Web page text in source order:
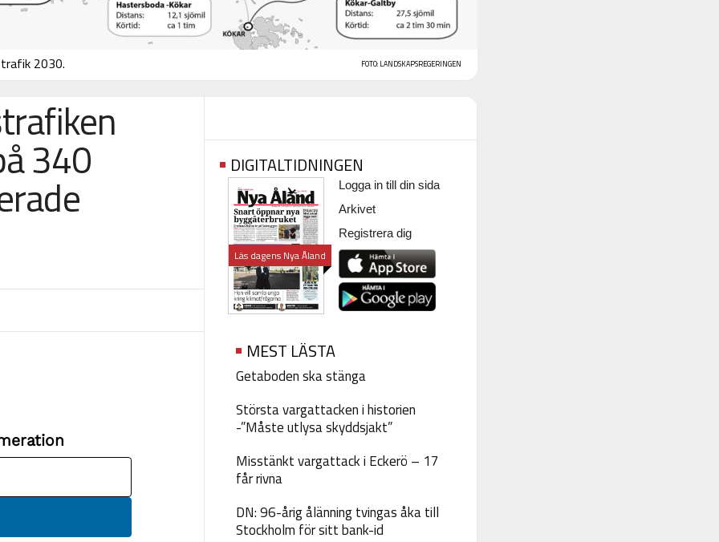
FOTO: LANDSKAPSREGERINGEN
2030.
340 DIGITALTIDNINGEN
Läs dagens Nya Åland
Logga in till din sida
Arkivet
Registrera dig
MEST LÄSTA
Getaboden ska stänga
Största vargattacken i historien
-”Måste utlysa skyddsjakt”
Misstänkt vargattack i Eckerö – 17
får rivna
DN: 96-årig ålänning tvingas åka till
Stockholm för sitt bank-id